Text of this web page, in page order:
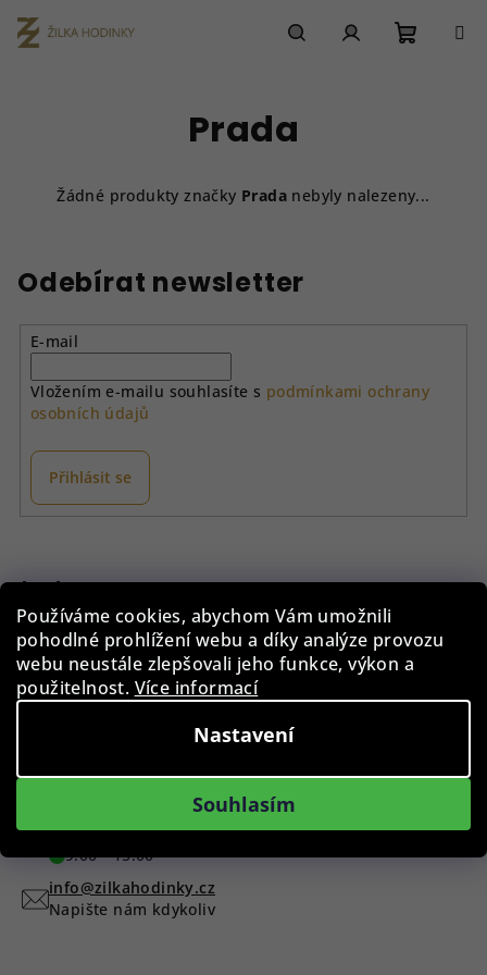
Používáme cookies, abychom Vám umožnili
pohodlné prohlížení webu a díky analýze provozu
webu neustále zlepšovali jeho funkce, výkon a
použitelnost. Více informací
Nastavení
Souhlasím
na
obsah
Prada
Žádné produkty značky Prada nebyly nalezeny...
Odebírat newsletter
E-mail
Vložením e-mailu souhlasíte s podmínkami ochrany
osobních údajů
Přihlásit se
p
a
Instagram
Sledovat na Instagramu
+420 775 955 998
9:00 - 15:00
info@zilkahodinky.cz
Napište nám kdykoliv